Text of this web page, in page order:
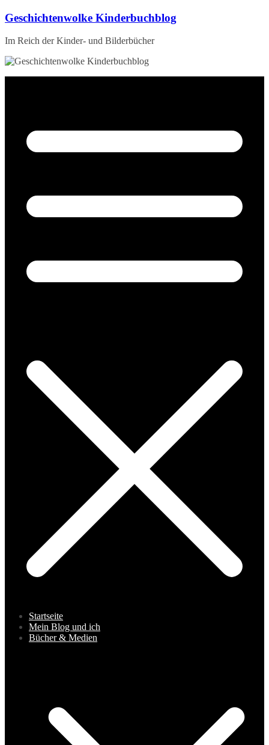
Zum
springen
Geschichtenwolke Kinderbuchblog
Im Reich der Kinder- und Bilderbücher
Startseite
Mein Blog und ich
Bücher & Medien